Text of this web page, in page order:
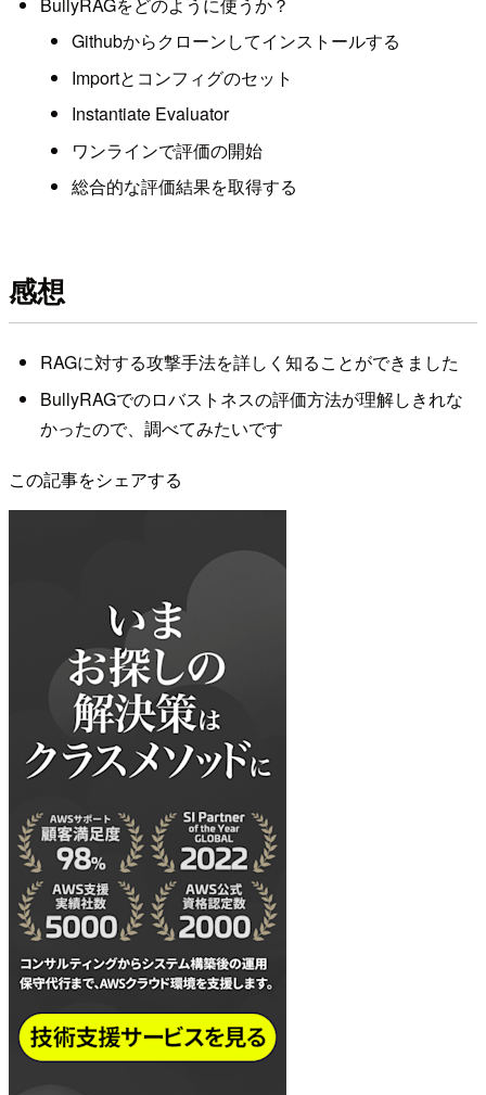
Githubからクローンしてインストールする
Importとコンフィグのセット
Instantiate Evaluator
ワンラインで評価の開始
総合的な評価結果を取得する
感想
RAGに対する攻撃手法を詳しく知ることができました
BullyRAGでのロバストネスの評価方法が理解しきれな
かったので、調べてみたいです
この記事をシェアする